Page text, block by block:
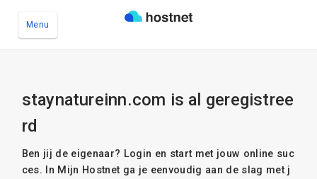
Menu
staynatureinn.com is al geregistree
rd
Ben jij de eigenaar? Login en start met jouw online suc
ces. In Mijn Hostnet ga je eenvoudig aan de slag met j